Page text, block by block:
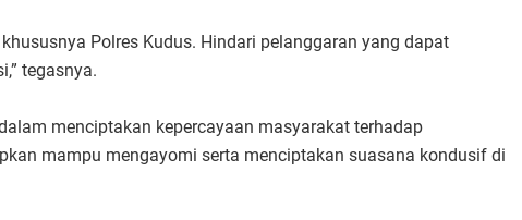
Polres Kudus. Hindari pelanggaran yang dapat
tegasnya.
menciptakan kepercayaan masyarakat terhadap
mampu mengayomi serta menciptakan suasana kondusif di